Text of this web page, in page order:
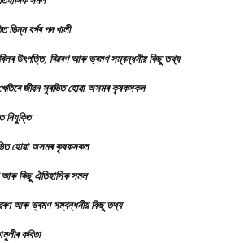
ভিন্ন বৰ্গৰ পদ খালী
বিলৰ উৎপত্তি, বিৱৰণ আৰু ভ্ৰমণ সম্বন্ধনীয় কিছু তথ্য
খেতিৰে জীৱন সুৰভিত হোৱা অসমৰ কৃষকসকল
নিযুক্তি
হোৱা অসমৰ কৃষকসকল
আৰু কিছু ঐতিহাসিক সমল
আৰু ভ্ৰমণ সম্বন্ধনীয় কিছু তথ্য
কবিতা